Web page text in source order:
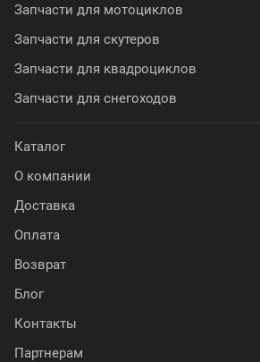
Запчасти для мотоциклов
Запчасти для скутеров
Запчасти для квадроциклов
Запчасти для снегоходов
Каталог
О компании
Доставка
Оплата
Возврат
Блог
Контакты
Партнерам